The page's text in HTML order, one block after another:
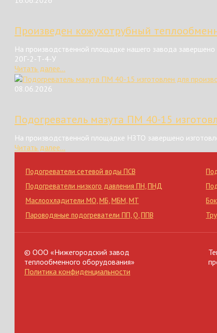
Произведен кожухотрубный
На производственной площадке нашего завода
20Г-2-Т-4-У
Читать далее...
08.06.2026
Подогреватель мазута ПМ 40-15
На производственной площадке НЗТО завершено
Читать далее...
Подогреватели сетевой воды ПСВ
Подогреватели низкого давления ПН,ПНД
Маслоохладители МО,МБ,МБМ,МТ
Пароводяные подогреватели ПП,Q,ППВ
© ООО «Нижегородский завод
теплообменного оборудования»
Политика конфиденциальности